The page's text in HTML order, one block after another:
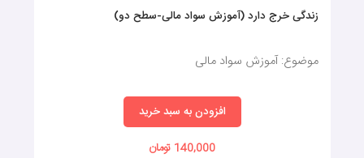
زندگی خرج دارد (آموزش سواد مالی-سطح دو)
موضوع: آموزش سواد مالی
افزودن به سبد خرید
140,000 تومان